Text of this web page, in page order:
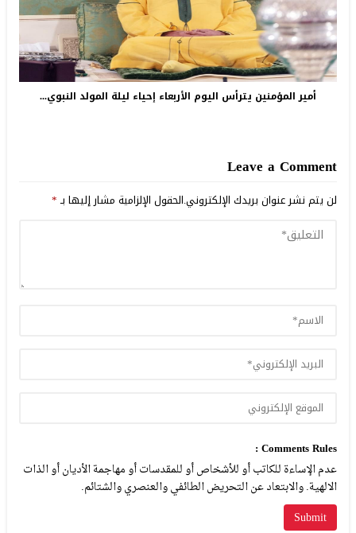
أمير المؤمنين يترأس اليوم الأربعاء إحياء ليلة المولد النبوي...
Leave a Comment
لن يتم نشر عنوان بريدك الإلكتروني.الحقول الإلزامية مشار إليها بـ*
Comments Rules :
عدم الإساءة للكاتب أو للأشخاص أو للمقدسات أو مهاجمة الأديان أو الذات
الالهية. والابتعاد عن التحريض الطائفي والعنصري والشتائم.